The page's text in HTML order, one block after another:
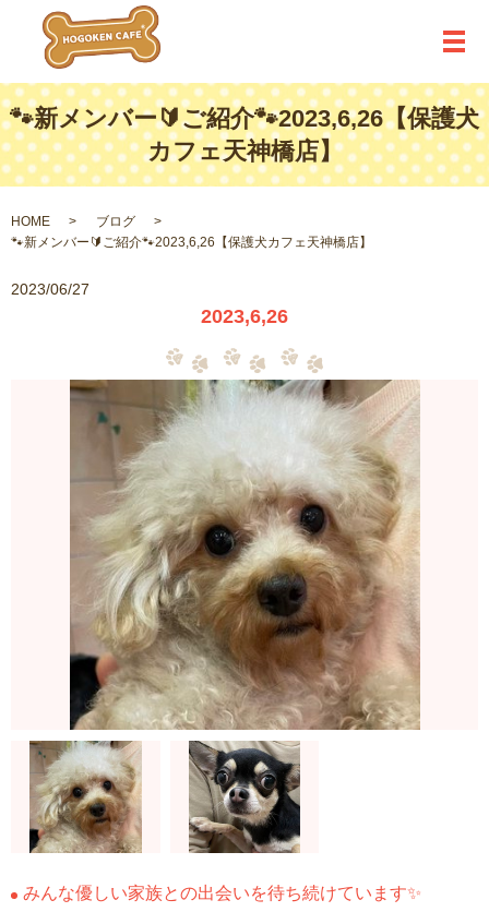
メ
🐾新メンバー🔰ご紹介🐾2023,6,26【保護犬
カフェ天神橋店】
HOME
ブログ
🐾新メンバー🔰ご紹介🐾2023,6,26【保護犬カフェ天神橋店】
2023/06/27
2023,6,26
みんな優しい家族との出会いを待ち続けています✨